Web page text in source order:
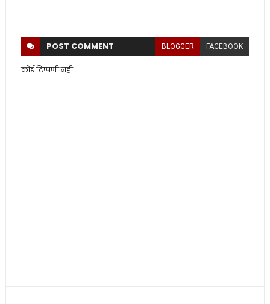
POST COMMENT BLOGGER FACEBOOK
कोई टिप्पणी नहीं